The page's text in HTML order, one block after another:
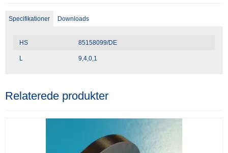
Specifikationer Downloads
HS 85158099/DE
L 9,4,0,1
Relaterede produkter